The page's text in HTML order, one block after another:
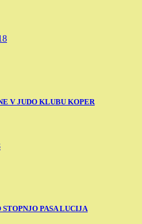
V JUDO KLUBU KOPER
PASA LUCIJA